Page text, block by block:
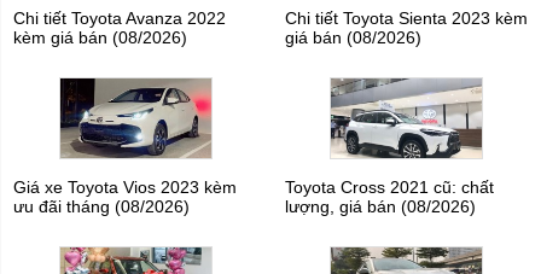
Chi tiết Toyota Avanza 2022
kèm giá bán (08/2026)
Chi tiết Toyota Sienta 2023 kèm
giá bán (08/2026)
Giá xe Toyota Vios 2023 kèm
ưu đãi tháng (08/2026)
Toyota Cross 2021 cũ: chất
lượng, giá bán (08/2026)